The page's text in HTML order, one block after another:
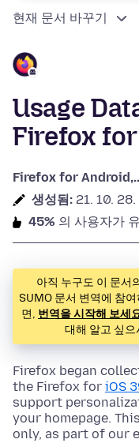
현재 문서 바꾸기
Usage
Firefox for
Firefox for
생성됨: 21. 10. 28.
45% 의 사용자가
아직 누구도 이 문서
SUMO 문서 변역에 참
면, 번역을 시작해 보세
대해 알고 싶으
Firefox began
the Firefox for iOS
support
your homepage.
only, as part of our